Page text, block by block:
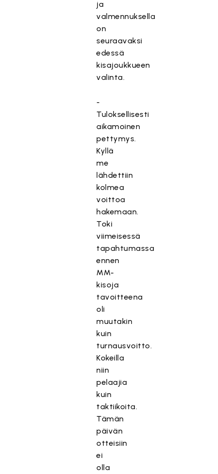
ja
valmennuksella
on
seuraavaksi
edessä
kisajoukkueen
valinta.
-
Tuloksellisesti
aikamoinen
pettymys.
Kyllä
me
lähdettiin
kolmea
voittoa
hakemaan.
Toki
viimeisessä
tapahtumassa
ennen
MM-
kisoja
tavoitteena
oli
muutakin
kuin
turnausvoitto.
Kokeilla
niin
pelaajia
kuin
taktiikoita.
Tämän
päivän
otteisiin
ei
olla